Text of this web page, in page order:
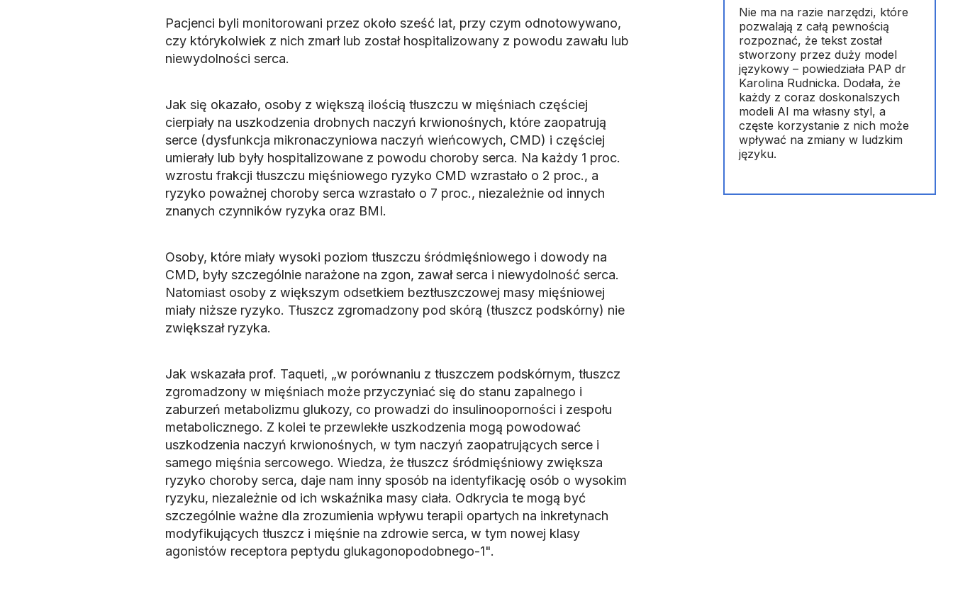
Pacjenci byli monitorowani przez około sześć lat, przy czym odnotowywano,
czy którykolwiek z nich zmarł lub został hospitalizowany z powodu zawału lub
niewydolności serca.
Jak się okazało, osoby z większą ilością tłuszczu w mięśniach częściej
cierpiały na uszkodzenia drobnych naczyń krwionośnych, które zaopatrują
serce (dysfunkcja mikronaczyniowa naczyń wieńcowych, CMD) i częściej
umierały lub były hospitalizowane z powodu choroby serca. Na każdy 1 proc.
wzrostu frakcji tłuszczu mięśniowego ryzyko CMD wzrastało o 2 proc., a
ryzyko poważnej choroby serca wzrastało o 7 proc., niezależnie od innych
znanych czynników ryzyka oraz BMI.
Osoby, które miały wysoki poziom tłuszczu śródmięśniowego i dowody na
CMD, były szczególnie narażone na zgon, zawał serca i niewydolność serca.
Natomiast osoby z większym odsetkiem beztłuszczowej masy mięśniowej
miały niższe ryzyko. Tłuszcz zgromadzony pod skórą (tłuszcz podskórny) nie
zwiększał ryzyka.
Jak wskazała prof. Taqueti, „w porównaniu z tłuszczem podskórnym, tłuszcz
zgromadzony w mięśniach może przyczyniać się do stanu zapalnego i
zaburzeń metabolizmu glukozy, co prowadzi do insulinooporności i zespołu
metabolicznego. Z kolei te przewlekłe uszkodzenia mogą powodować
uszkodzenia naczyń krwionośnych, w tym naczyń zaopatrujących serce i
samego mięśnia sercowego. Wiedza, że tłuszcz śródmięśniowy zwiększa
ryzyko choroby serca, daje nam inny sposób na identyfikację osób o wysokim
ryzyku, niezależnie od ich wskaźnika masy ciała. Odkrycia te mogą być
szczególnie ważne dla zrozumienia wpływu terapii opartych na inkretynach
modyfikujących tłuszcz i mięśnie na zdrowie serca, w tym nowej klasy
agonistów receptora peptydu glukagonopodobnego-1".
Nie ma na razie narzędzi, które
pozwalają z całą pewnością
rozpoznać, że tekst został
stworzony przez duży model
językowy – powiedziała PAP dr
Karolina Rudnicka. Dodała, że
każdy z coraz doskonalszych
modeli AI ma własny styl, a
częste korzystanie z nich może
wpływać na zmiany w ludzkim
języku.